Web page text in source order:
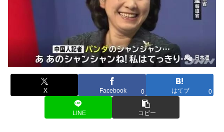
X Facebook 0 はてブ 0
LINE コピー